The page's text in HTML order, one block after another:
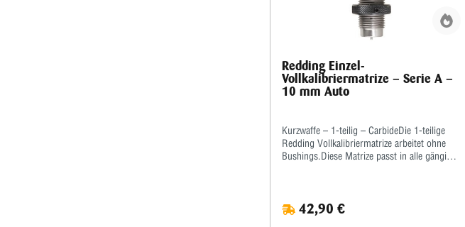
Redding Einzel-
Vollkalibriermatrize – Serie A –
10 mm Auto
Kurzwaffe – 1-teilig – CarbideDie 1-teilige
Redding Vollkalibriermatrize arbeitet ohne
Bushings.Diese Matrize passt in alle gängigen
empfehlen, hierzu ein gutes, wasserlösliches
Kalibrierfett (kein Graphit!) zu verwenden.Die
42,90 €